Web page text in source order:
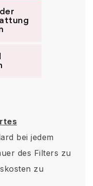
bei jedem
des Filters zu
zu